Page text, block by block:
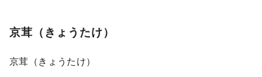
京茸（きょうたけ）
京茸（きょうたけ）